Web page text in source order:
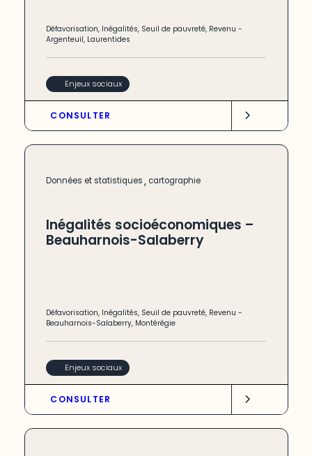
Défavorisation, Inégalités, Seuil de pauvreté, Revenu -
Argenteuil, Laurentides
Enjeux sociaux
CONSULTER
Données et statistiques, cartographie
Inégalités socioéconomiques –
Beauharnois-Salaberry
Défavorisation, Inégalités, Seuil de pauvreté, Revenu -
Beauharnois-Salaberry, Montérégie
Enjeux sociaux
CONSULTER